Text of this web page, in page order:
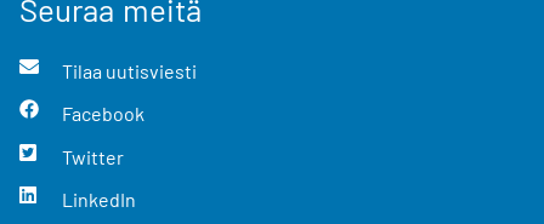
Seuraa meitä
Tilaa uutisviesti
Facebook
Twitter
LinkedIn